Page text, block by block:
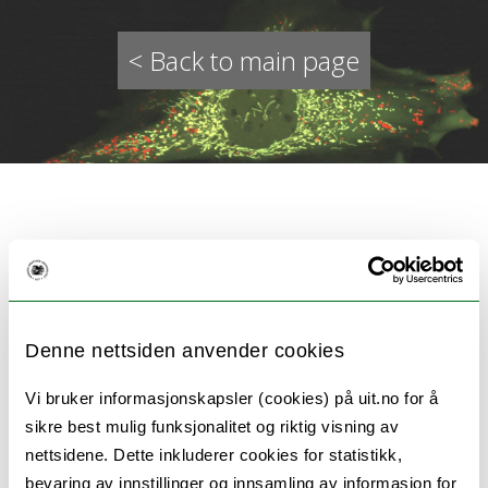
Denne nettsiden anvender cookies
Vi bruker informasjonskapsler (cookies) på uit.no for å
sikre best mulig funksjonalitet og riktig visning av
nettsidene. Dette inkluderer cookies for statistikk,
bevaring av innstillinger og innsamling av informasjon for
< Back to main page
Breast cancer-associated long
non-coding RNA NEAT1 and
paraspeckles in cellular stress
responses